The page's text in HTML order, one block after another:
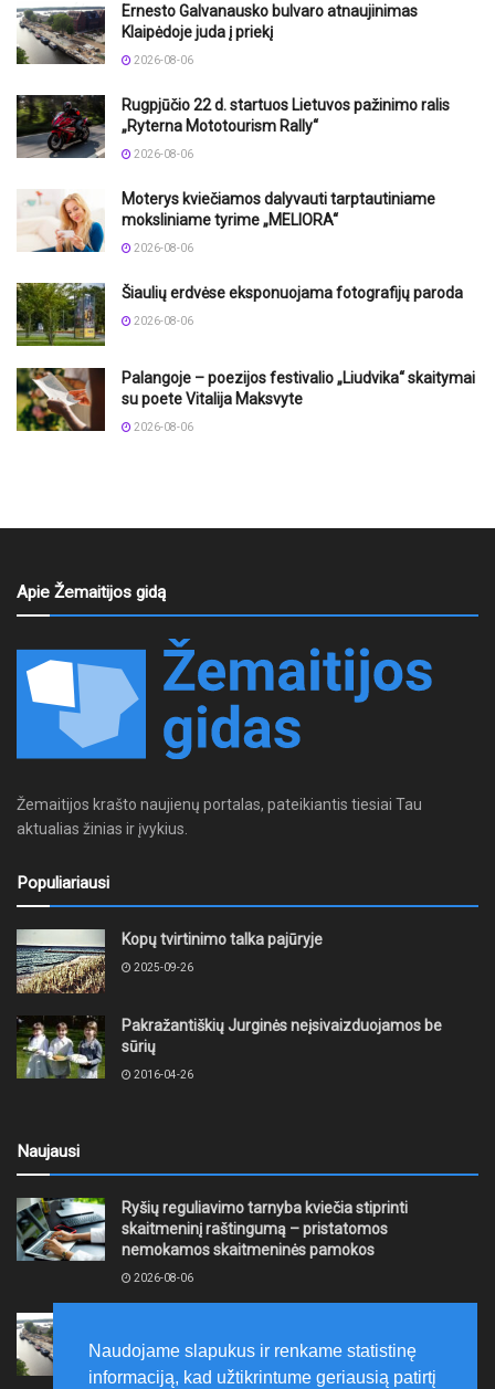
Ernesto Galvanausko bulvaro atnaujinimas
Klaipėdoje juda į priekį
2026-08-06
Rugpjūčio 22 d. startuos Lietuvos pažinimo ralis
„Ryterna Mototourism Rally“
2026-08-06
Moterys kviečiamos dalyvauti tarptautiniame
moksliniame tyrime „MELIORA“
2026-08-06
Šiaulių erdvėse eksponuojama fotografijų paroda
2026-08-06
Palangoje – poezijos festivalio „Liudvika“ skaitymai
su poete Vitalija Maksvyte
2026-08-06
Apie Žemaitijos gidą
Žemaitijos krašto naujienų portalas, pateikiantis tiesiai Tau
aktualias žinias ir įvykius.
Populiariausi
Kopų tvirtinimo talka pajūryje
2025-09-26
Pakražantiškių Jurginės neįsivaizduojamos be
sūrių
2016-04-26
Naujausi
Ryšių reguliavimo tarnyba kviečia stiprinti
skaitmeninį raštingumą – pristatomos
nemokamos skaitmeninės pamokos
2026-08-06
Klaipėdoje juda į priekį
2026-08-06
Naudojame slapukus ir renkame statistinę
informaciją, kad užtikrintume geriausią patirtį